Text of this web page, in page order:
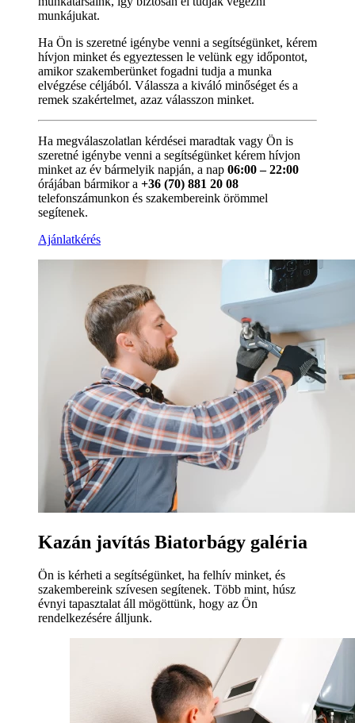
munkájukat.
Ha Ön is szeretné igénybe venni a segítségünket, kérem
hívjon minket és egyeztessen le velünk egy időpontot,
amikor szakemberünket fogadni tudja a munka
elvégzése céljából. Válassza a kiváló minőséget és a
remek szakértelmet, azaz válasszon minket.
Ha megválaszolatlan kérdései maradtak vagy Ön is
szeretné igénybe venni a segítségünket kérem hívjon
minket az év bármelyik napján, a nap 06:00 – 22:00
órájában bármikor a +36 (70) 881 20 08
telefonszámunkon és szakembereink örömmel
segítenek.
Ajánlatkérés
Kazán javítás Biatorbágy galéria
Ön is kérheti a segítségünket, ha felhív minket, és
szakembereink szívesen segítenek. Több mint, húsz
évnyi tapasztalat áll mögöttünk, hogy az Ön
rendelkezésére álljunk.